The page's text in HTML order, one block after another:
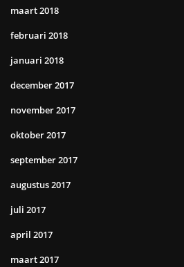
maart 2018
februari 2018
januari 2018
december 2017
november 2017
oktober 2017
september 2017
augustus 2017
juli 2017
april 2017
maart 2017